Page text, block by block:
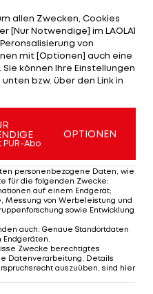
auf eine
wich Alaba in den
seiner Zukunft meist
wann eine
müssen",
kürzlich.
David Alaba:
Abschiedsfotos
mit Flick?
International
allen Zwecken, Cookies
[Nur Notwendige] im LAOLA1
von
mit [Optionen] auch eine
können Ihre Einstellungen
bzw. über den Link in
Abo
OPTIONEN
personenbezogene Daten, wie
für die folgenden Zwecke:
auf einem Endgerät;
Messung von Werbeleistung und
sowie Entwicklung
auch: Genaue Standortdaten
Endgeräten
Zwecke berechtigtes
Datenverarbeitung. Details
auszuüben, sind hier